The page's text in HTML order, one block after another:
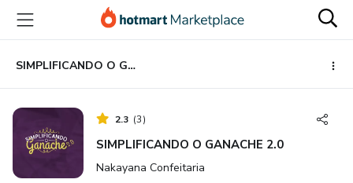
para
conteúdo
principal
para
pagamento
para
rodapé
SIMPLIFICANDO O GANACHE 2.0
2.3 (3)
SIMPLIFICANDO O GANACHE 2.0
Nakayana Confeitaria